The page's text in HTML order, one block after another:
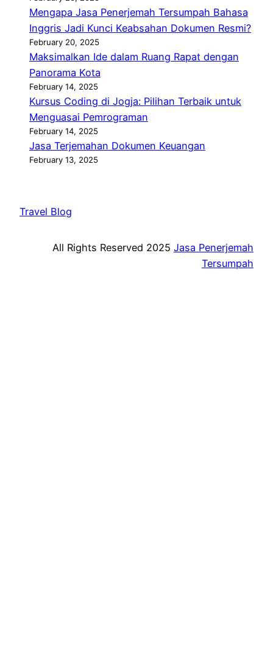
Mengapa Jasa Penerjemah Tersumpah Bahasa
Inggris Jadi Kunci Keabsahan Dokumen Resmi?
February 20, 2025
Maksimalkan Ide dalam Ruang Rapat dengan
Panorama Kota
February 14, 2025
Kursus Coding di Jogja: Pilihan Terbaik untuk
Menguasai Pemrograman
February 14, 2025
Jasa Terjemahan Dokumen Keuangan
February 13, 2025
Travel Blog
All Rights Reserved 2025 Jasa Penerjemah
Tersumpah